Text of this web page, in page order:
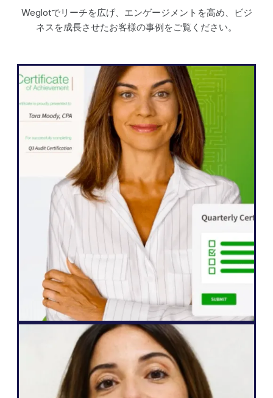
Weglotでリーチを広げ、エンゲージメントを高め、ビジ
ネスを成長させたお客様の事例をご覧ください。
WordPress
Weglot おかげで、ウェブサイトを5ヶ国語
に迅速に拡大することができました。私た
ちはすでに、私たちのコンテンツと交流す
ることをこれまで以上に熱望している国際
的な視聴者からのエンゲージメントが大幅
に向上していることを確認しています。"
ジョン・スプリングリ
シニア・ウェブサイト・マネージャー
ウェブ制作会社